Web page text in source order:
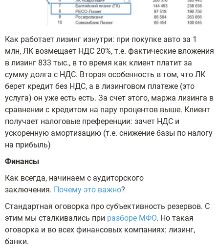
Как работает лизинг изнутри: при покупке авто за 1
млн, ЛК возмещает НДС 20%, т.е. фактические вложения
в лизинг 833 тыс., в то время как клиент платит за
сумму долга с НДС. Вторая особенность в том, что ЛК
берет кредит без НДС, а в лизинговом платеже (это
услуга) он уже есть есть. За счет этого, маржа лизинга в
сравнении с кредитом на пару процентов выше. Клиент
получает налоговые преференции: зачет НДС и
ускоренную амортизацию (т.е. снижение базы по налогу
на прибыль)
Финансы
Как всегда, начинаем с аудиторского
заключения. Почему это важно?
Стандартная оговорка про субъективность резервов. С
этим мы сталкивались при разборе МФО. Но такая
оговорка и во всех финансовых компаниях: лизинг,
банки.